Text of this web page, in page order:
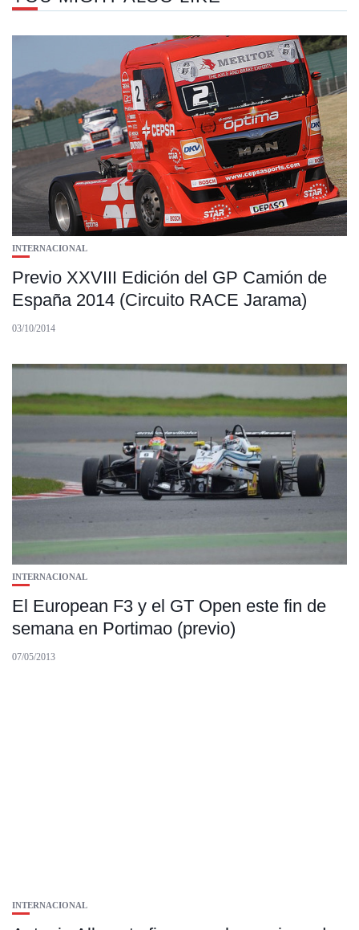
INTERNACIONAL
Previo XXVIII Edición del GP Camión de
España 2014 (Circuito RACE Jarama)
03/10/2014
INTERNACIONAL
El European F3 y el GT Open este fin de
semana en Portimao (previo)
07/05/2013
INTERNACIONAL